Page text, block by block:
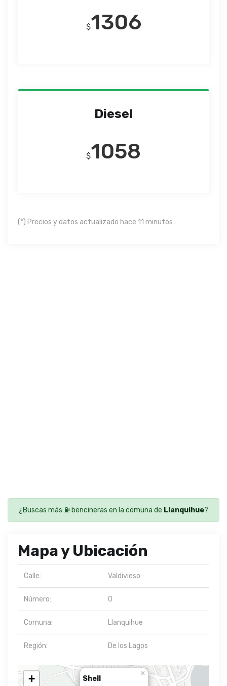
$1306
Diesel
$1058
(*) Precios y datos actualizado hace 11 minutos .
¿Buscas más ⛽ bencineras en la comuna de Llanquihue?
Mapa y Ubicación
Calle: Valdivieso
Número: 0
Comuna: Llanquihue
Región: De los Lagos
Shell
×
+